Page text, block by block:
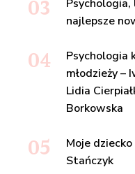
najlepsze
Psychologia
młodzieży –
Lidia
Borkowska
Moje dziecko
Stańczyk